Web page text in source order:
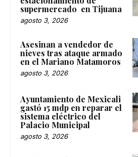
supermercado en Tijuana
agosto 3, 2026
Asesinan a vendedor de
nieves tras ataque armado
en el Mariano Matamoros
agosto 3, 2026
Ayuntamiento de Mexicali
gastó 15 mdp en reparar el
sistema eléctrico del
Palacio Municipal
agosto 3, 2026